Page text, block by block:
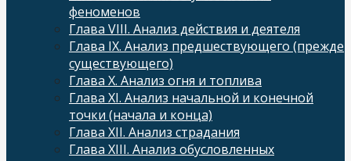
феноменов
Глава VIII. Анализ действия и деятеля
Глава IX. Анализ предшествующего (прежде
существующего)
Глава X. Анализ огня и топлива
Глава XI. Анализ начальной и конечной
точки (начала и конца)
Глава XII. Анализ страдания
Глава XIII. Анализ обусловленных